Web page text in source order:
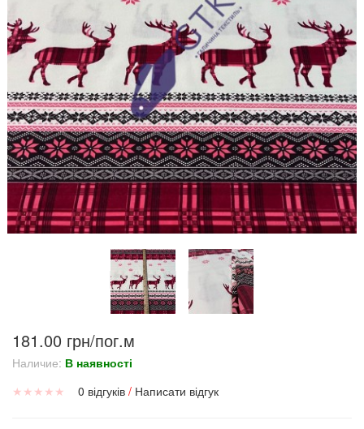
181.00 грн/пог.м
Наличие: В наявності
★ ★ ★ ★ ★ 0 відгуків / Написати відгук